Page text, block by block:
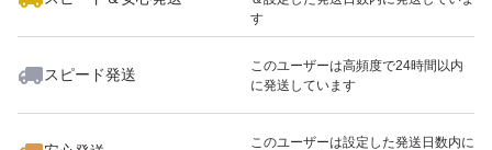
す
スピード発送
このユーザーは高頻度で24時間以内
に発送しています
このユーザーは設定した発送日数内に
いいね！
18,000